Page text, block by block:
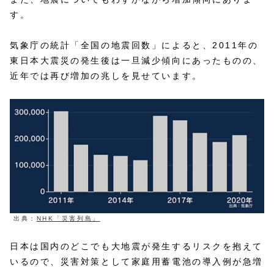
す。
気象庁の統計「全国の地震回数」によると、2011年の
東日本大震災の発生後は一旦減少傾向にあったものの、
近年では再び増加の兆しを見せています。
出典： NHK「災害列島」
日本は国内のどこでも大地震が発生するリスクを抱えて
いるので、災害対策として家庭用蓄電池の導入例が急増